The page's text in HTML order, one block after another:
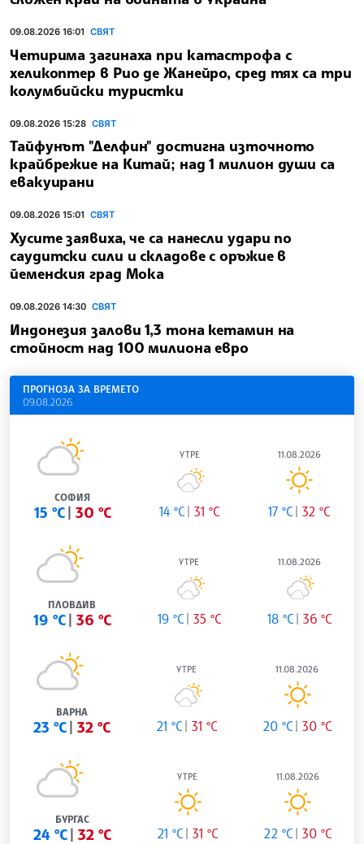
09.08.2026 16:01 СВЯТ
Четирима загинаха при катастрофа с
хеликоптер в Рио де Жанейро, сред тях са три
колумбийски туристки
09.08.2026 15:28 СВЯТ
Тайфунът "Делфин" достигна източното
крайбрежие на Китай; над 1 милион души са
евакуирани
09.08.2026 15:01 СВЯТ
Хусите заявиха, че са нанесли удари по
саудитски сили и складове с оръжие в
йеменския град Мока
09.08.2026 14:30 СВЯТ
Индонезия залови 1,3 тона кетамин на
стойност над 100 милиона евро
ПРОГНОЗА ЗА ВРЕМЕТО
09.08.2026
СОФИЯ
15 °C 30 °C
УТРЕ
14 °C 31 °C
11.08.2026
17 °C 32 °C
ПЛОВДИВ
19 °C 36 °C
УТРЕ
19 °C 35 °C
11.08.2026
18 °C 36 °C
ВАРНА
23 °C 32 °C
УТРЕ
21 °C 31 °C
11.08.2026
20 °C 30 °C
БУРГАС
24 °C 32 °C
УТРЕ
21 °C 31 °C
11.08.2026
22 °C 30 °C